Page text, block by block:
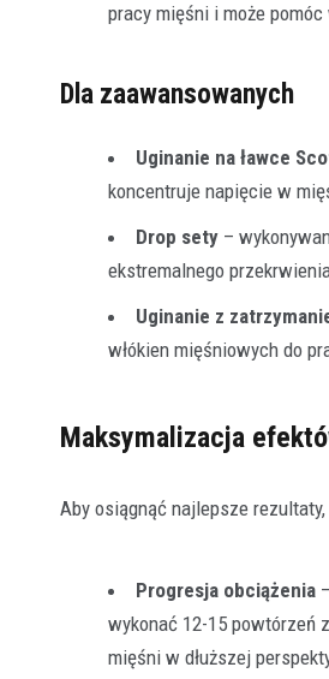
pracy mięśni i może
Dla zaawansowanych
Uginanie na ławce
koncentruje napięcie w
Drop sety –
ekstremalnego
Uginanie z
włókien mięśniowych do
Maksymalizacja
Aby osiągnąć najlepsze
Progresja obciążenia
wykonać 12-15 powtórzeń
mięśni w dłuższej